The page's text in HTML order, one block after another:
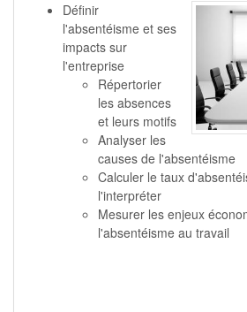
Définir
l'absentéisme et ses
impacts sur
l'entreprise
Répertorier
les absences
et leurs motifs
Analyser les
causes de l'absentéisme
Calculer le taux
l'interpréter
Mesurer les enjeux
l'absentéisme au travail